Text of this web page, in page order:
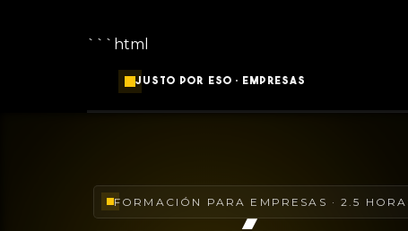
```html
JUSTO POR ESO · EMPRESAS
FORMACIÓN PARA EMPRESAS · 2.5